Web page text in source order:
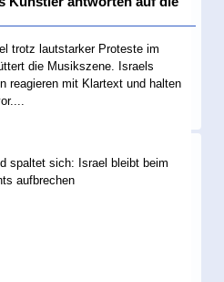
trotz lautstarker Proteste im
die Musikszene. Israels
reagieren mit Klartext und halten